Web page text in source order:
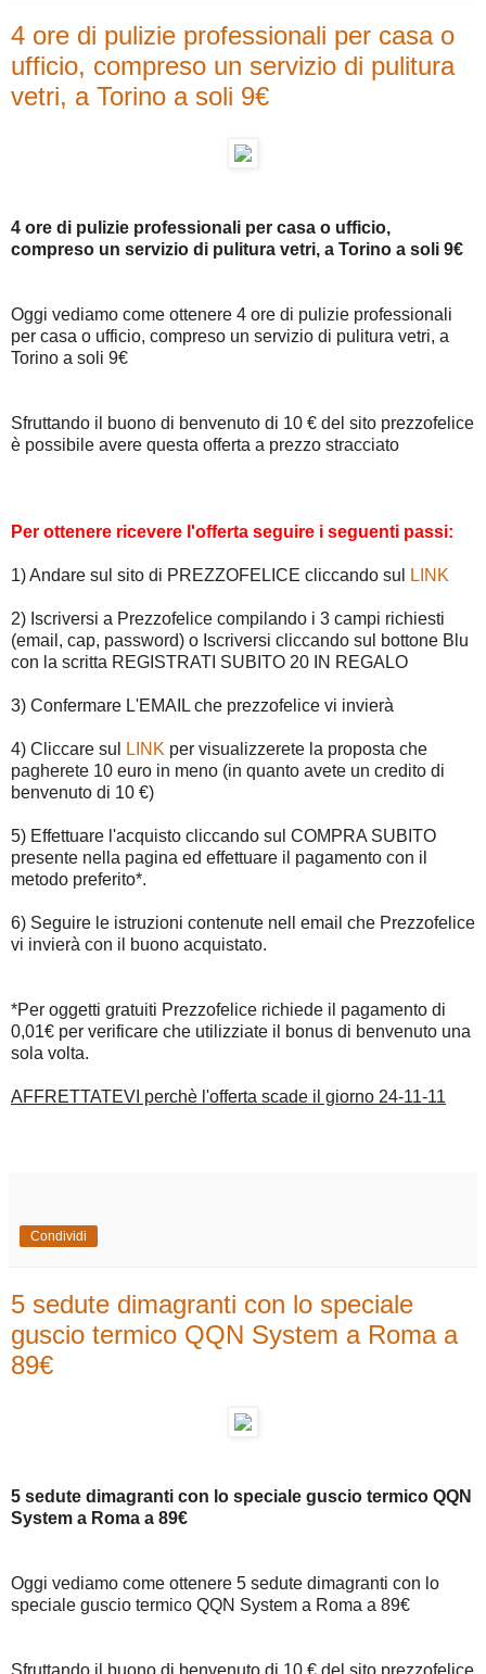
4 ore di pulizie professionali per casa o
ufficio, compreso un servizio di pulitura
vetri, a Torino a soli 9€
4 ore di pulizie professionali per casa o ufficio,
compreso un servizio di pulitura vetri, a Torino a soli 9€
Oggi vediamo come ottenere 4 ore di pulizie professionali
per casa o ufficio, compreso un servizio di pulitura vetri, a
Torino a soli 9€
Sfruttando il buono di benvenuto di 10 € del sito prezzofelice
è possibile avere questa offerta a prezzo stracciato
Per ottenere ricevere l'offerta seguire i seguenti passi:
1) Andare sul sito di PREZZOFELICE cliccando sul LINK
2) Iscriversi a Prezzofelice compilando i 3 campi richiesti
(email, cap, password) o Iscriversi cliccando sul bottone Blu
con la scritta REGISTRATI SUBITO 20 IN REGALO
3) Confermare L'EMAIL che prezzofelice vi invierà
4) Cliccare sul LINK per visualizzerete la proposta che
pagherete 10 euro in meno (in quanto avete un credito di
benvenuto di 10 €)
5) Effettuare l'acquisto cliccando sul COMPRA SUBITO
presente nella pagina ed effettuare il pagamento con il
metodo preferito*.
6) Seguire le istruzioni contenute nell email che Prezzofelice
vi invierà con il buono acquistato.
*Per oggetti gratuiti Prezzofelice richiede il pagamento di
0,01€ per verificare che utilizziate il bonus di benvenuto una
sola volta.
AFFRETTATEVI perchè l'offerta scade il giorno 24-11-11
Condividi
5 sedute dimagranti con lo speciale
guscio termico QQN System a Roma a
89€
5 sedute dimagranti con lo speciale guscio termico QQN
System a Roma a 89€
Oggi vediamo come ottenere 5 sedute dimagranti con lo
speciale guscio termico QQN System a Roma a 89€
Sfruttando il buono di benvenuto di 10 € del sito prezzofelice